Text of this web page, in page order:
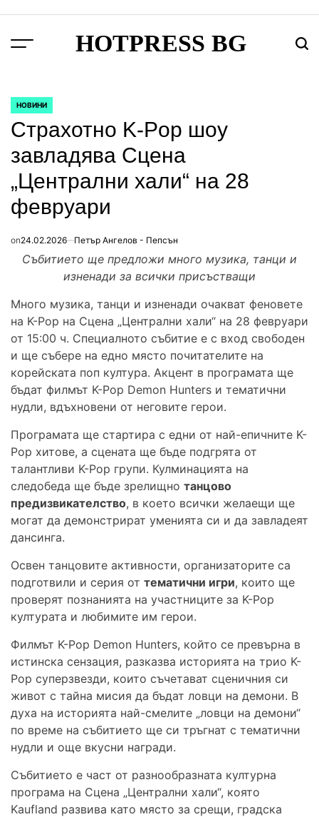
content
Menu HOTPRESS BG
POSTED
IN
НОВИНИ
Страхотно K-Pop шоу
завладява Сцена
„Централни хали“ на 28
февруари
on24.02.2026 Петър Ангелов - Пепсън
Събитието ще предложи много музика, танци и
изненади за всички присъстващи
Много музика, танци и изненади очакват феновете
на K-Pop на Сцена „Централни хали“ на 28 февруари
от 15:00 ч. Специалното събитие е с вход свободен
и ще събере на едно място почитателите на
корейската поп култура. Акцент в програмата ще
бъдат филмът K-Pop Demon Hunters и тематични
нудли, вдъхновени от неговите герои.
Програмата ще стартира с едни от най-епичните K-
Pop хитове, а сцената ще бъде подгрята от
талантливи K-Pop групи. Кулминацията на
следобеда ще бъде зрелищно танцово
предизвикателство, в което всички желаещи ще
могат да демонстрират уменията си и да завладеят
дансинга.
Освен танцовите активности, организаторите са
подготвили и серия от тематични игри, които ще
проверят познанията на участниците за K-Pop
културата и любимите им герои.
Филмът K-Pop Demon Hunters, който се превърна в
истинска сензация, разказва историята на трио K-
Pop суперзвезди, които съчетават сценичния си
живот с тайна мисия да бъдат ловци на демони. В
духа на историята най-смелите „ловци на демони“
по време на събитието ще си тръгнат с тематични
нудли и още вкусни награди.
Събитието е част от разнообразната културна
програма на Сцена „Централни хали“, която
Kaufland развива като място за срещи, градска